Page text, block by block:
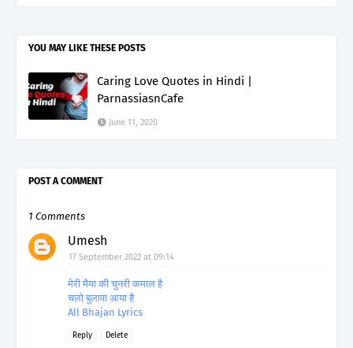
YOU MAY LIKE THESE POSTS
Caring Love Quotes in Hindi |
ParnassiasnCafe
June 11, 2020
POST A COMMENT
1 Comments
Umesh
17 September 2022 at 09:14
मेरी मैया की चुनरी कमाल है
चलो बुलावा आया है
All Bhajan Lyrics
Reply Delete